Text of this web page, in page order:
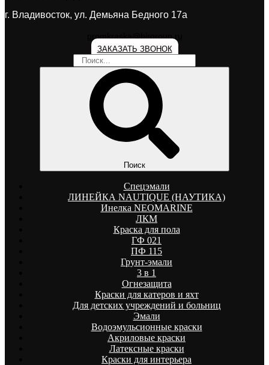
г. Владивосток, ул. Демьяна Бедного 17а
ЗАКАЗАТЬ ЗВОНОК
Поиск
Спецэмали
ЛИНЕЙКА NAUTIQUE (НАУТИКА)
Инелка NEOMARINE
ЛКМ
Краска для пола
ГФ 021
ПФ 115
Грунт-эмали
3 в 1
Огнезащита
Краски для катеров и яхт
Для детских учреждений и больниц
Эмали
Водоэмульсионные краски
Акриловые краски
Латексные краски
Краски для интерьера